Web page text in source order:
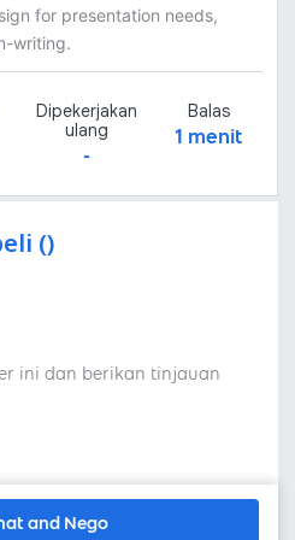
for presentation needs,
writing.
Dipekerjakan
ulang
-
Balas
1 menit
()
ini dan berikan tinjauan
and Nego